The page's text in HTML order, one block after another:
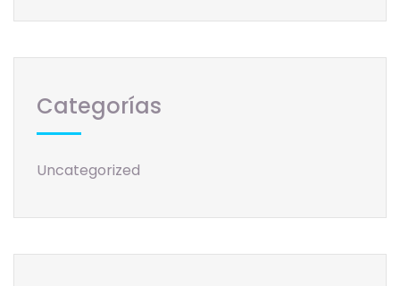
Categorías
Uncategorized